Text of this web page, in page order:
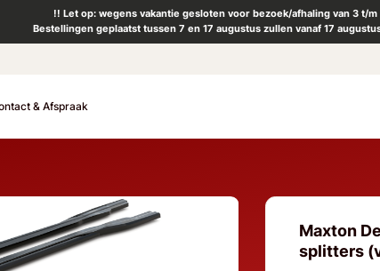
!! Let op: wegens vakantie gesloten voor bezoek/afhaling van 3 t/m
Bestellingen geplaatst tussen 7 en 17 augustus zullen vanaf 17
& Afspraak
Maxton
splitters